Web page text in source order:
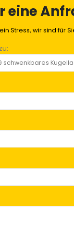
eine
Stress, wir sind für